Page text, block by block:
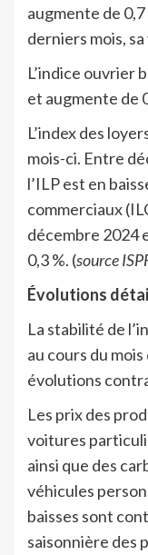
augmente de
derniers mois,
L’indice ouvrier
et augmente de
L’index des
mois-ci. Entre
l’ILP est en
commerciaux
décembre 2024
0,3 %. (source
Évolutions
La stabilité de
au cours du
évolutions
Les prix des
voitures
ainsi que des
véhicules
baisses sont
saisonnière des